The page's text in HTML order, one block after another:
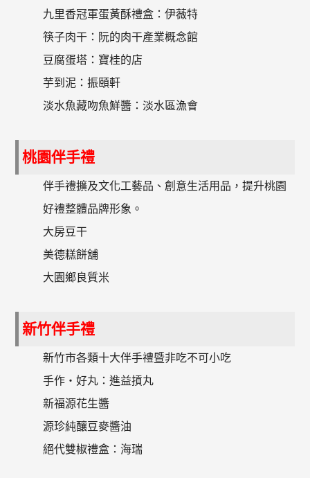
九里香冠軍蛋黃酥禮盒：伊薇特
筷子肉干：阮的肉干產業概念館
豆腐蛋塔：寶桂的店
芋到泥：振頤軒
淡水魚藏吻魚鮮醬：淡水區漁會
桃園伴手禮
伴手禮擴及文化工藝品、創意生活用品，提升桃園
好禮整體品牌形象。
大房豆干
美德糕餅舖
大園鄉良質米
新竹伴手禮
新竹市各類十大伴手禮暨非吃不可小吃
手作‧好丸：進益摃丸
新福源花生醬
源珍純釀豆麥醬油
絕代雙椒禮盒：海瑞